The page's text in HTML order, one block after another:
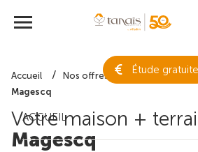
Étude gratuite
ACCUEIL
Accueil Nos offres de maison + terrain
Magescq
Votre maison +
Magescq